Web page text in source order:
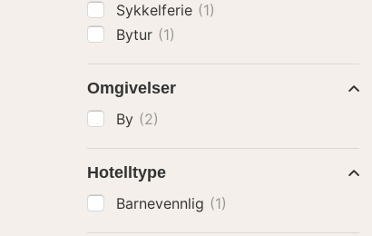
Sykkelferie (1)
Bytur (1)
Omgivelser
By (2)
Hotelltype
Barnevennlig (1)